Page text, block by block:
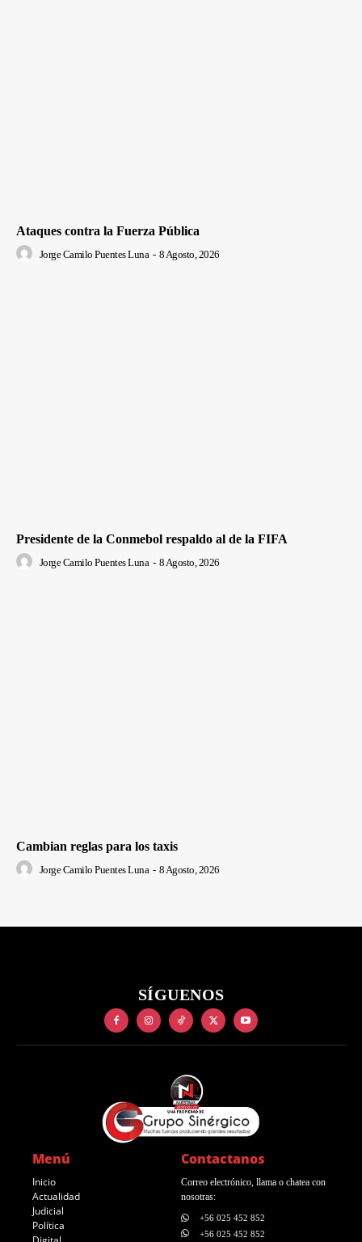
Ataques contra la Fuerza Pública
Jorge Camilo Puentes Luna - 8 Agosto, 2026
Presidente de la Conmebol respaldo al de la FIFA
Jorge Camilo Puentes Luna - 8 Agosto, 2026
Cambian reglas para los taxis
Jorge Camilo Puentes Luna - 8 Agosto, 2026
SÍGUENOS
Menú
Inicio
Actualidad
Judicial
Política
Contactanos
Correo electrónico, llama o chatea con
nosotras:
+56 025 452 852
+56 025 452 852